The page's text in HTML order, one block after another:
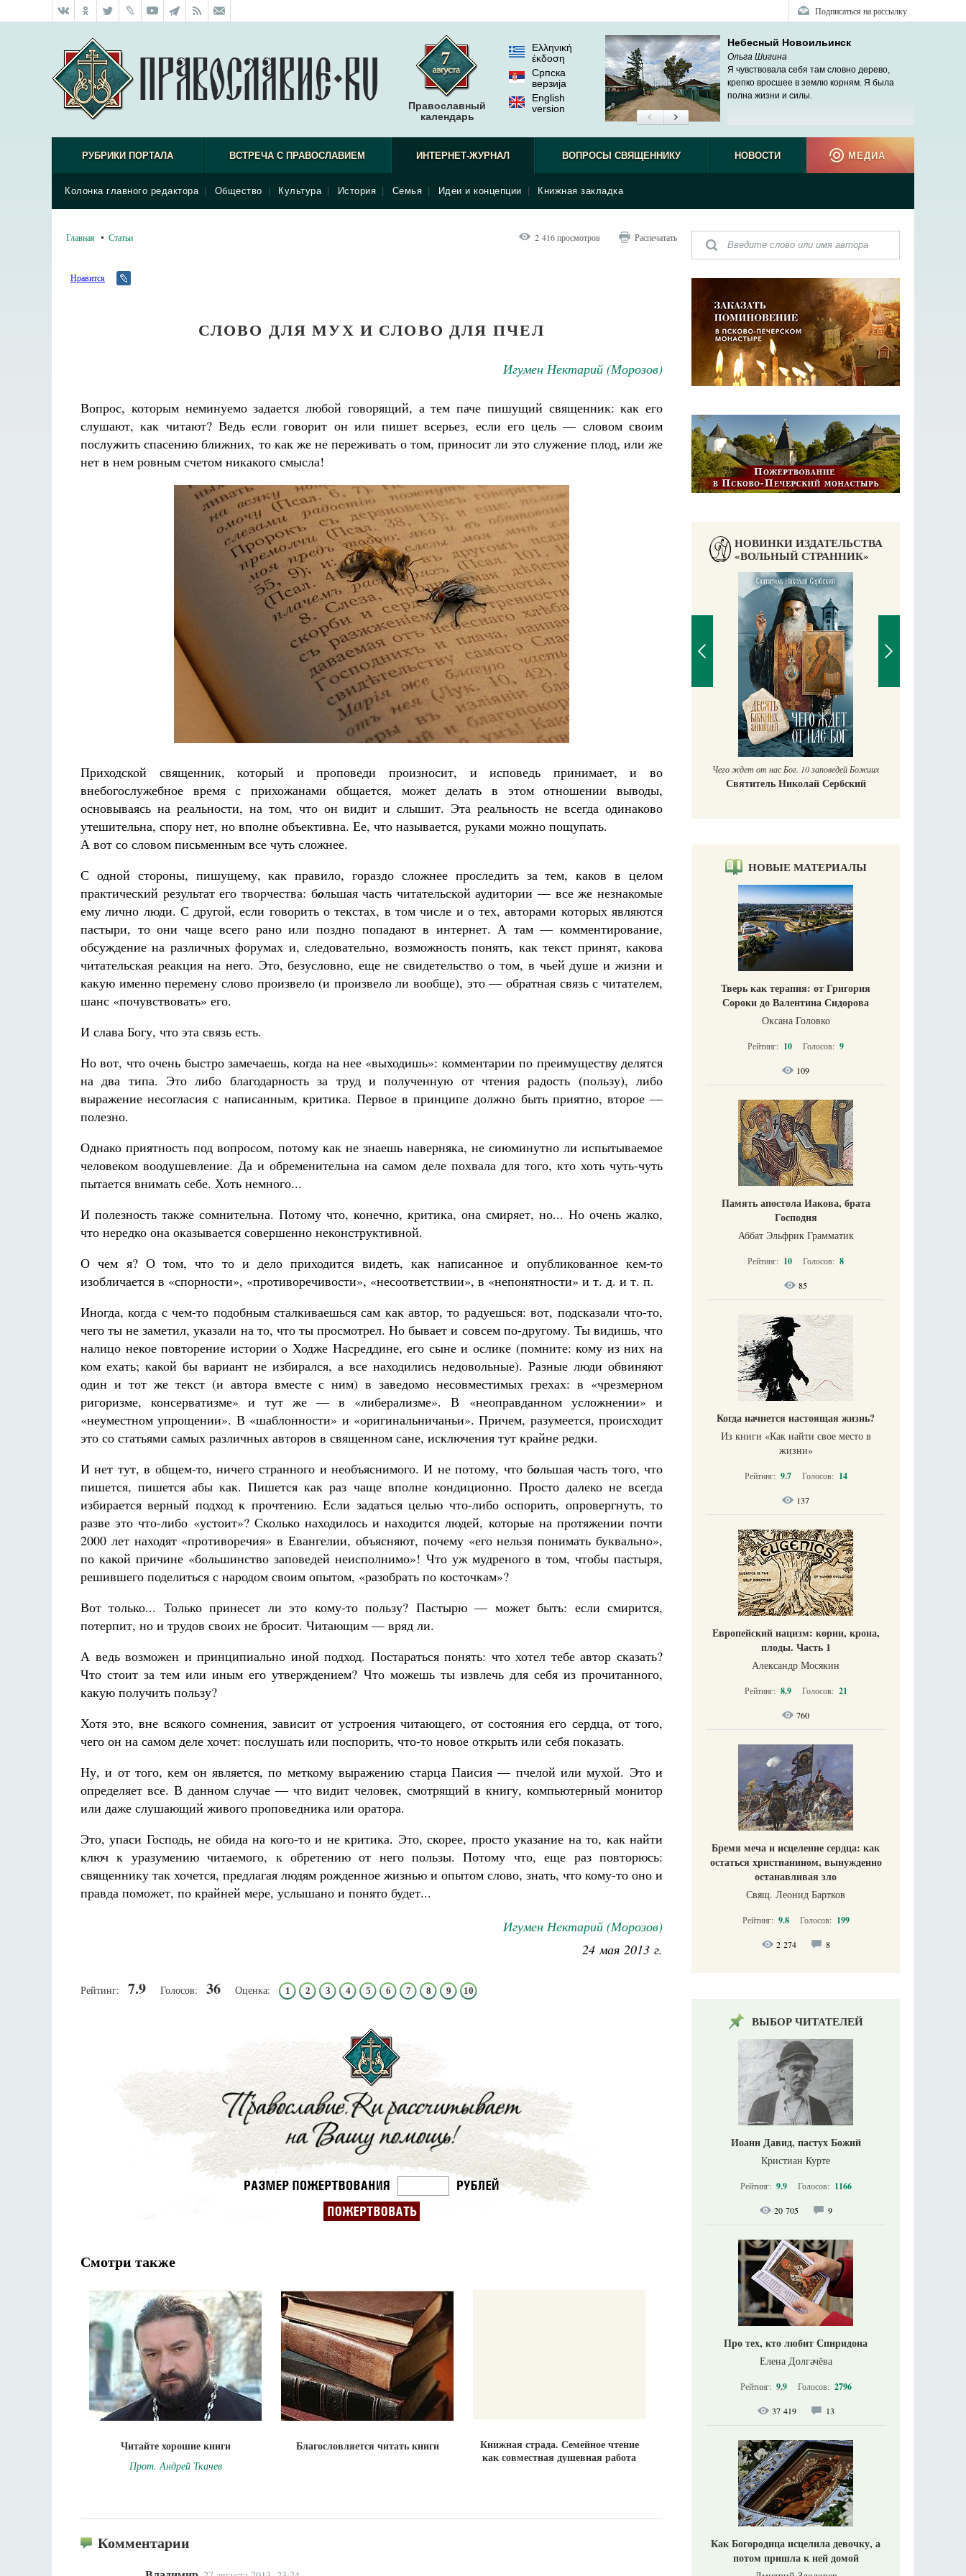
Подписаться на рассылку
Православный
календарь
Ελληνική
έκδοση
Српска
верзиjа
English
version
Небесный Новоильинск
Ольга Шигина
Я чувствовала себя там словно дерево,
крепко вросшее в землю корням. Я была
полна жизни и силы.
РУБРИКИ ПОРТАЛА ВСТРЕЧА С ПРАВОСЛАВИЕМ ИНТЕРНЕТ-ЖУРНАЛ
Колонка главного редактора Общество Культура История Семья Идеи и концепции Книжная закладка
ВОПРОСЫ СВЯЩЕННИКУ НОВОСТИ МЕДИА
Главная Статьи 2 416 просмотров Распечатать
Нравится
СЛОВО ДЛЯ МУХ И СЛОВО ДЛЯ ПЧЕЛ
Игумен Нектарий (Морозов)
Вопрос, которым неминуемо задается любой говорящий, а тем паче пишущий священник: как его
слушают, как читают? Ведь если говорит он или пишет всерьез, если его цель — словом своим
послужить спасению ближних, то как же не переживать о том, приносит ли это служение плод, или же
нет в нем ровным счетом никакого смысла!
Приходской священник, который и проповеди произносит, и исповедь принимает, и во
внебогослужебное время с прихожанами общается, может делать в этом отношении выводы,
основываясь на реальности, на том, что он видит и слышит. Эта реальность не всегда одинаково
утешительна, спору нет, но вполне объективна. Ее, что называется, руками можно пощупать.
А вот со словом письменным все чуть сложнее.
С одной стороны, пишущему, как правило, гораздо сложнее проследить за тем, каков в целом
практический результат его творчества: большая часть читательской аудитории — все же незнакомые
ему лично люди. С другой, если говорить о текстах, в том числе и о тех, авторами которых являются
пастыри, то они чаще всего рано или поздно попадают в интернет. А там — комментирование,
обсуждение на различных форумах и, следовательно, возможность понять, как текст принят, какова
читательская реакция на него. Это, безусловно, еще не свидетельство о том, в чьей душе и жизни и
какую именно перемену слово произвело (и произвело ли вообще), это — обратная связь с читателем,
шанс «почувствовать» его.
И слава Богу, что эта связь есть.
Но вот, что очень быстро замечаешь, когда на нее «выходишь»: комментарии по преимуществу делятся
на два типа. Это либо благодарность за труд и полученную от чтения радость (пользу), либо
выражение несогласия с написанным, критика. Первое в принципе должно быть приятно, второе —
полезно.
Однако приятность под вопросом, потому как не знаешь наверняка, не сиюминутно ли испытываемое
человеком воодушевление. Да и обременительна на самом деле похвала для того, кто хоть чуть-чуть
пытается внимать себе. Хоть немного...
И полезность также сомнительна. Потому что, конечно, критика, она смиряет, но... Но очень жалко,
что нередко она оказывается совершенно неконструктивной.
О чем я? О том, что то и дело приходится видеть, как написанное и опубликованное кем-то
изобличается в «спорности», «противоречивости», «несоответствии», в «непонятности» и т. д. и т. п.
Иногда, когда с чем-то подобным сталкиваешься сам как автор, то радуешься: вот, подсказали что-то,
чего ты не заметил, указали на то, что ты просмотрел. Но бывает и совсем по-другому. Ты видишь, что
налицо некое повторение истории о Ходже Насреддине, его сыне и ослике (помните: кому из них на
ком ехать; какой бы вариант не избирался, а все находились недовольные). Разные люди обвиняют
один и тот же текст (и автора вместе с ним) в заведомо несовместимых грехах: в «чрезмерном
ригоризме, консерватизме» и тут же — в «либерализме». В «неоправданном усложнении» и
«неуместном упрощении». В «шаблонности» и «оригинальничаньи». Причем, разумеется, происходит
это со статьями самых различных авторов в священном сане, исключения тут крайне редки.
И нет тут, в общем-то, ничего странного и необъяснимого. И не потому, что большая часть того, что
пишется, пишется абы как. Пишется как раз чаще вполне кондиционно. Просто далеко не всегда
избирается верный подход к прочтению. Если задаться целью что-либо оспорить, опровергнуть, то
разве это что-либо «устоит»? Сколько находилось и находится людей, которые на протяжении почти
2000 лет находят «противоречия» в Евангелии, объясняют, почему «его нельзя понимать буквально»,
по какой причине «большинство заповедей неисполнимо»! Что уж мудреного в том, чтобы пастыря,
решившего поделиться с народом своим опытом, «разобрать по косточкам»?
Вот только... Только принесет ли это кому-то пользу? Пастырю — может быть: если смирится,
потерпит, но и трудов своих не бросит. Читающим — вряд ли.
А ведь возможен и принципиально иной подход. Постараться понять: что хотел тебе автор сказать?
Что стоит за тем или иным его утверждением? Что можешь ты извлечь для себя из прочитанного,
какую получить пользу?
Хотя это, вне всякого сомнения, зависит от устроения читающего, от состояния его сердца, от того,
чего он на самом деле хочет: послушать или поспорить, что-то новое открыть или себя показать.
Ну, и от того, кем он является, по меткому выражению старца Паисия — пчелой или мухой. Это и
определяет все. В данном случае — что видит человек, смотрящий в книгу, компьютерный монитор
или даже слушающий живого проповедника или оратора.
Это, упаси Господь, не обида на кого-то и не критика. Это, скорее, просто указание на то, как найти
ключ к уразумению читаемого, к обретению от него пользы. Потому что, еще раз повторюсь:
священнику так хочется, предлагая людям рожденное жизнью и опытом слово, знать, что кому-то оно и
правда поможет, по крайней мере, услышано и понято будет...
Игумен Нектарий (Морозов)
24 мая 2013 г.
Рейтинг: 7.9 Голосов: 36 Оценка: 1 2 3 4 5 6 7 8 9 10
Смотри также
Читайте хорошие книги
Прот. Андрей Ткачев
Благословляется читать книги
Книжная страда. Семейное чтение
как совместная душевная работа
Комментарии
НОВИНКИ ИЗДАТЕЛЬСТВА
«ВОЛЬНЫЙ СТРАННИК»
Фредерика де Грааф Как найти своё место в жизни
Кирилл Мурышев
Великомученик Георгий Победоносец. Научись у
Чего ждет от нас Бог. 10 заповедей Божиих
Святитель Николай Сербский
НОВЫЕ МАТЕРИАЛЫ
Тверь как терапия: от Григория
Сороки до Валентина Сидорова
Оксана Головко
Рейтинг: 10 Голосов: 9
109
Память апостола Иакова, брата
Господня
Аббат Эльфрик Грамматик
Рейтинг: 10 Голосов: 8
85
Когда начнется настоящая жизнь?
Из книги «Как найти свое место в
жизни​»
Рейтинг: 9.7 Голосов: 14
137
Европейский нацизм: корни, крона,
плоды. Часть 1
Александр Мосякин
Рейтинг: 8.9 Голосов: 21
760
Бремя меча и исцеление сердца: как
остаться христианином, вынужденно
останавливая зло
Свящ. Леонид Бартков
Рейтинг: 9.8 Голосов: 199
2 274 8
ВЫБОР ЧИТАТЕЛЕЙ
Иоанн Давид, пастух Божий
Кристиан Курте
Рейтинг: 9.9 Голосов: 1166
20 705 9
Про тех, кто любит Спиридона
Елена Долгачёва
Рейтинг: 9.9 Голосов: 2796
37 419 13
Как Богородица исцелила девочку, а
потом пришла к ней домой